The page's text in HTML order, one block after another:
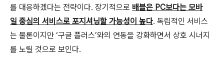
를 대응하겠다는 전략이다. 장기적으로 배블은 PC보다는 모바
일 중심의 서비스로 포지셔닝할 가능성이 높다. 독립적인 서비스
는 물론이지만 ‘구글 플러스’와의 연동을 강화하면서 상호 시너지
를 노릴 것으로 보인다.